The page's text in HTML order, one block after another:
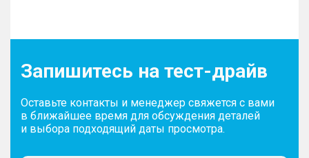
Запишитесь на тест-драйв
Оставьте контакты и менеджер свяжется с вами
в ближайшее время для обсуждения деталей
и выбора подходящий даты просмотра.